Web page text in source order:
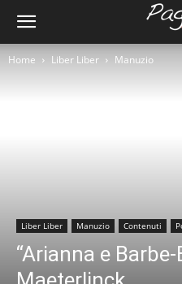
Home Liber Liber Manuzio
Liber Liber Manuzio Contenuti
“Arianna e